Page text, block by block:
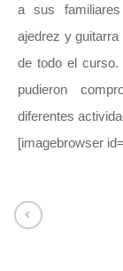
a sus
ajedrez y
de todo el
pudieron
diferentes
[imagebrowser